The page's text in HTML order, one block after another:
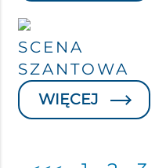
SCENA
SZANTOWA
WIĘCEJ